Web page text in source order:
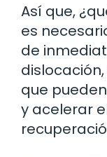
Así que,
es
de
que
y acelerar